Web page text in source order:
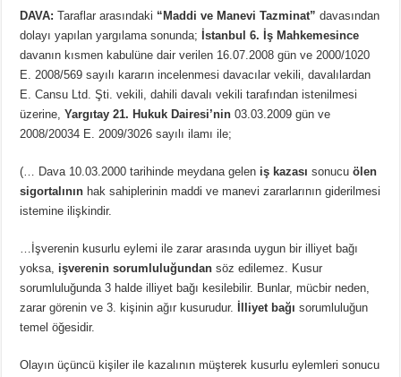
DAVA:Taraflar arasındaki “Maddi ve Manevi Tazminat” davasından
dolayı yapılan yargılama sonunda; İstanbul 6. İş Mahkemesince
davanın kısmen kabulüne dair verilen 16.07.2008 gün ve 2000/1020
E. 2008/569 sayılı kararın incelenmesi davacılar vekili, davalılardan
E. Cansu Ltd. Şti. vekili, dahili davalı vekili tarafından istenilmesi
üzerine,Yargıtay 21. Hukuk Dairesi’nin 03.03.2009 gün ve
2008/20034 E. 2009/3026 sayılı ilamı ile;
(… Dava 10.03.2000 tarihinde meydana gelen iş kazası sonucuölen
sigortalının hak sahiplerinin maddi ve manevi zararlarının giderilmesi
istemine ilişkindir.
…İşverenin kusurlu eylemi ile zarar arasında uygun bir illiyet bağı
yoksa, işverenin sorumluluğundan söz edilemez. Kusur
sorumluluğunda 3 halde illiyet bağı kesilebilir. Bunlar, mücbir neden,
zarar görenin ve 3. kişinin ağır kusurudur.
İlliyet bağı sorumluluğun
temel öğesidir.
Olayın üçüncü kişiler ile kazalının müşterek kusurlu eylemleri sonucu